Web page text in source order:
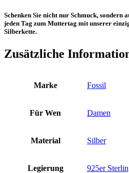
Schenken Sie nicht nur Schmuck, sondern
jeden Tag zum Muttertag mit unserer
Silberkette.
Zusätzliche
Marke Fossil
Für Wen Damen
Material Silber
Legierung 925er